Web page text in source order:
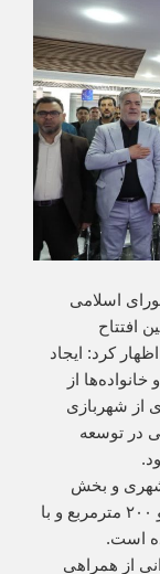
اسلامی
افتتاح
کرد: ایجاد
از
از شهربازی
در توسعه
شهری و بخش
خصوصی در فضایی به وسعت حدود یک‌هزار و ۲۰۰ مترمربع و با
از همراهی